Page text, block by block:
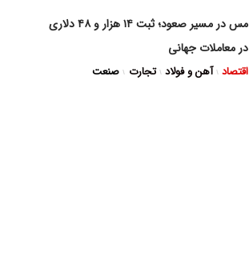
مس در مسیر صعود؛ ثبت ۱۴ هزار و ۴۸ دلاری
در معاملات جهانی
اقتصاد آهن و فولاد تجارت صنعت